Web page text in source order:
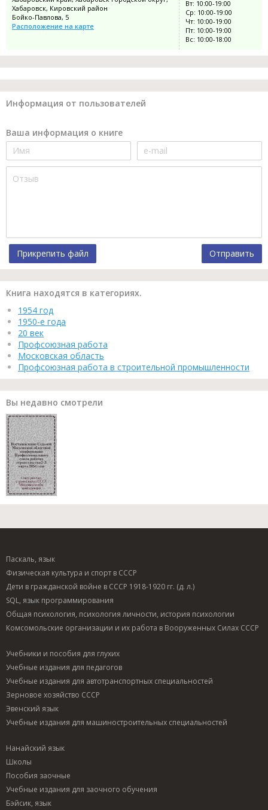
Хабаровск, Кировский район
Бойко-Павлова, 5
Расположение на карте
Вт: 10:00-19:00
Ср: 10:00-19:00
Чт: 10:00-19:00
Пт: 10:00-19:00
Вс: 10:00-18:00
Информация от пользователей
Ваша информация о книге
Прикрепить файл Отправить
Книга находятся в категориях.
1954 год
1950-е года
20 век
Профсоюзная работа
Московская область
Профсоюзная работа в строительной промышленности
Вы недавно смотрели
Паскаль, язык
Физическая культура и спорт в СССР
Дети в гражданской войне в СССР 1918-1920 гг. (д. л.)
SQL, язык программирования
Общая психология, психология личности, история психологии
Комсомольские организации и их работа в Вооруженных Силах СССР
Учебники и пособия для глухих
Учебные издания для педагогов
Учебные издания для автотранспортных специальностей
Зерновое хозяйство СССР
Эвенский язык
Учебные издания для машиностроительных специальностей
Нанайский язык
Школы
Пособия заочные
Учебные издания для заочного обучения
Бэйсик, язык